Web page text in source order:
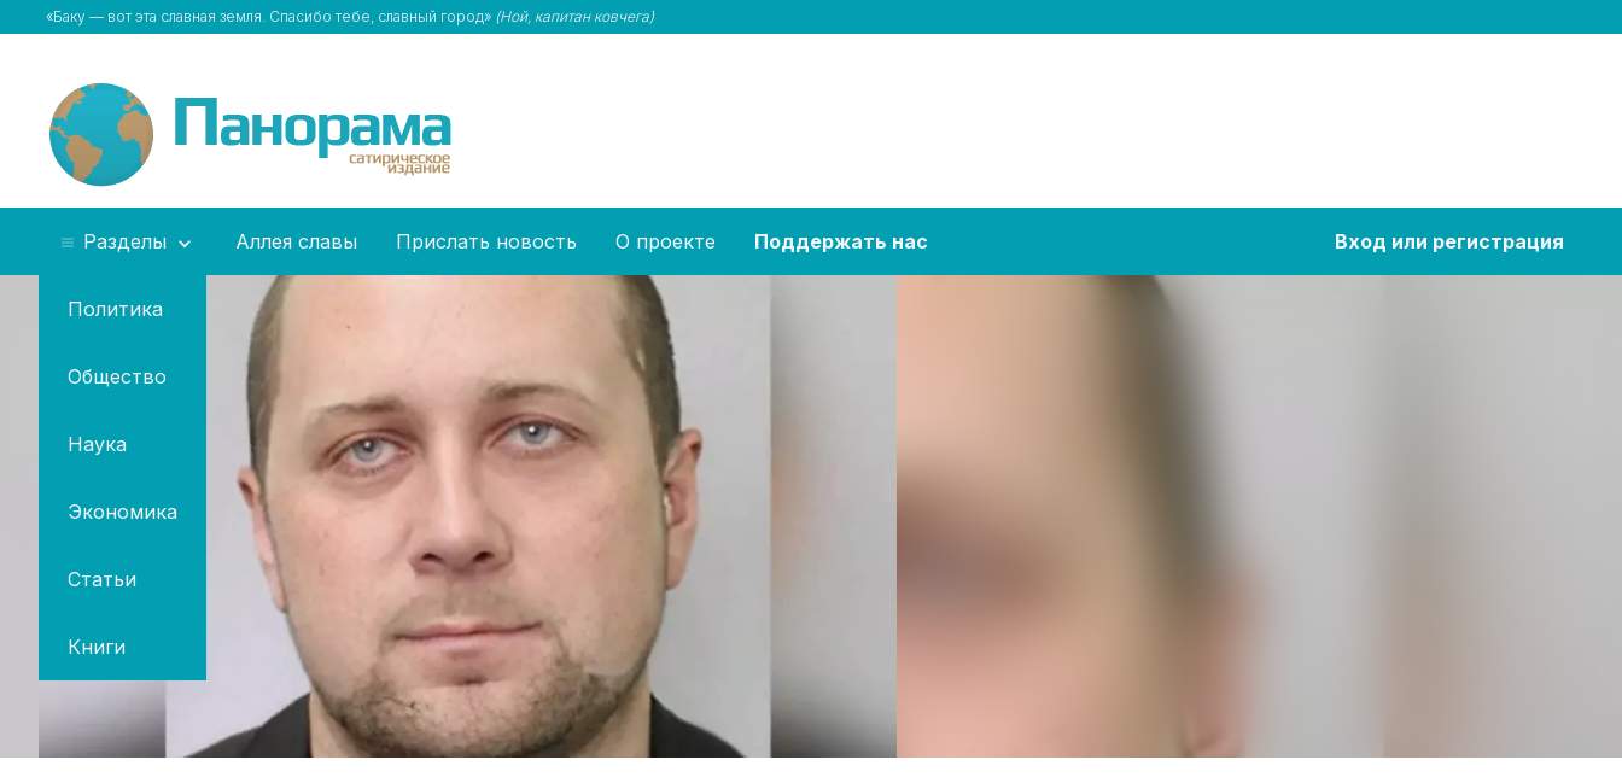
«Баку — вот эта славная земля. Спасибо тебе, славный город» (Ной, капитан ковчега)
Разделы
Политика
Общество
Наука
Экономика
Статьи
Книги
Аллея славы Прислать новость О проекте Поддержать нас Вход или регистрация